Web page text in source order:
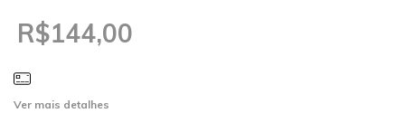
R$144,00
Ver mais detalhes